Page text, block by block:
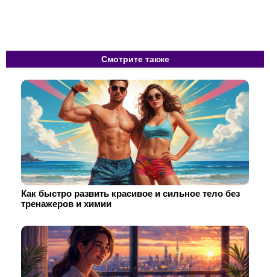
Смотрите также
Как быстро развить красивое и сильное тело без
тренажеров и химии